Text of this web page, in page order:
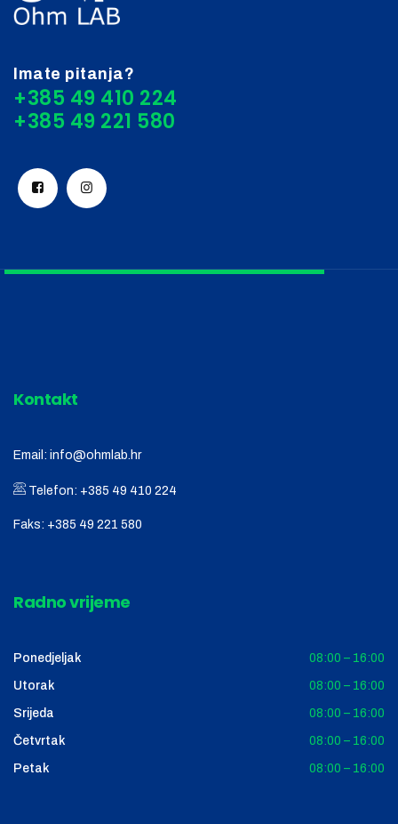
Imate pitanja?
+385 49 410 224
Kontakt
Email: info@ohmlab.hr
Telefon: +385 49 410 224
Faks: +385 49 221 580
Radno vrijeme
Ponedjeljak 08:00 – 16:00
Utorak 08:00 – 16:00
Srijeda 08:00 – 16:00
Četvrtak 08:00 – 16:00
Petak 08:00 – 16:00